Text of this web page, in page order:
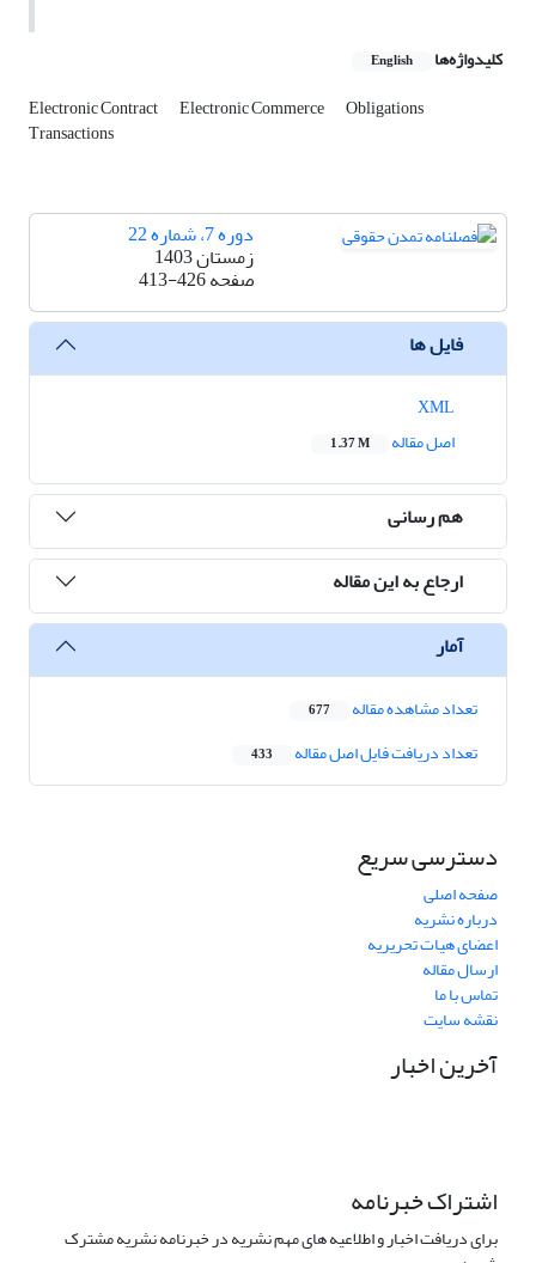
کلیدواژه‌ها English
Electronic Contract Electronic Commerce Obligations
Transactions
دوره 7، شماره 22
زمستان 1403
صفحه413-426
فایل ها
اصل مقاله
1.37 M
هم رسانی
ارجاع به این مقاله
آمار
تعداد مشاهده مقاله 677
تعداد دریافت فایل اصل مقاله 433
دسترسی سریع
صفحه اصلی
درباره نشریه
اعضای هیات تحریریه
ارسال مقاله
تماس با ما
نقشه سایت
آخرین اخبار
اشتراک خبرنامه
برای دریافت اخبار و اطلاعیه های مهم نشریه در خبرنامه نشریه مشترک